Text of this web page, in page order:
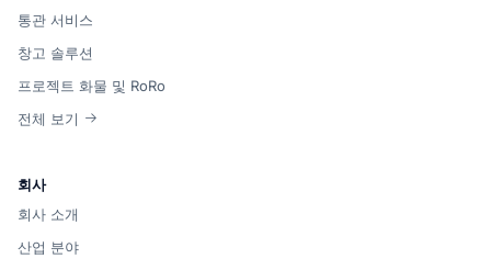
통관 서비스
창고 솔루션
프로젝트 화물 및 RoRo
전체 보기
회사
회사 소개
산업 분야